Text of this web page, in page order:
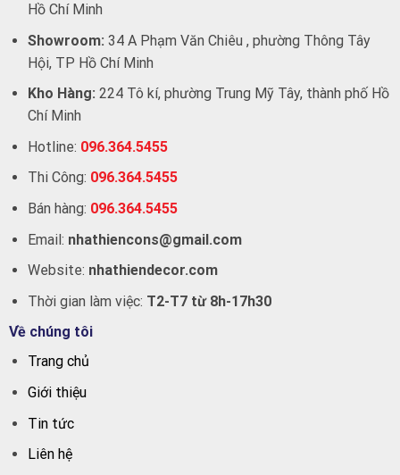
Hồ Chí Minh
Showroom: 34 A Phạm Văn Chiêu , phường Thông Tây
Hội, TP Hồ Chí Minh
Kho Hàng: 224 Tô kí, phường Trung Mỹ Tây, thành phố Hồ
Chí Minh
Hotline: 096.364.5455
Thi Công: 096.364.5455
Bán hàng: 096.364.5455
Email: nhathiencons@gmail.com
Website: nhathiendecor.com
Thời gian làm việc: T2-T7 từ 8h-17h30
Về chúng tôi
Trang chủ
Giới thiệu
Tin tức
Liên hệ